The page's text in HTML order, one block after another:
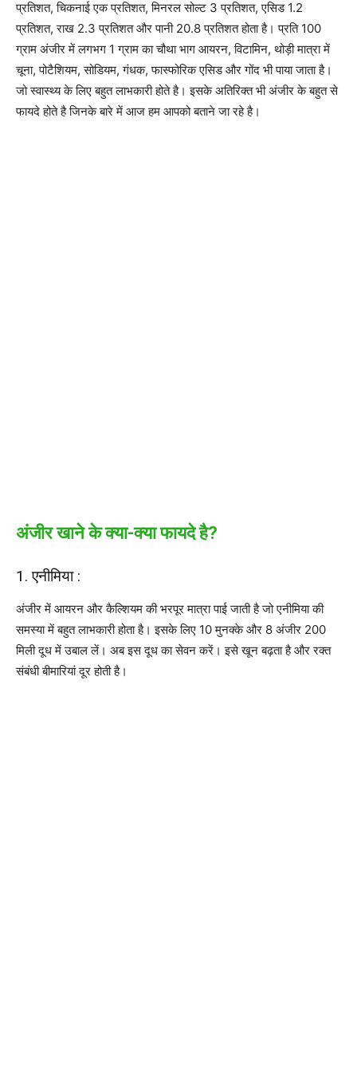
प्रतिशत, चिकनाई एक प्रतिशत, मिनरल सोल्ट 3 प्रतिशत, एसिड 1.2
प्रतिशत, राख 2.3 प्रतिशत और पानी 20.8 प्रतिशत होता है। प्रति 100
ग्राम अंजीर में लगभग 1 ग्राम का चौथा भाग आयरन, विटामिन, थोड़ी मात्रा में
चूना, पोटैशियम, सोडियम, गंधक, फास्फोरिक एसिड और गोंद भी पाया जाता है।
जो स्वास्थ्य के लिए बहुत लाभकारी होते है। इसके अतिरिक्त भी अंजीर के बहुत से
फायदे होते है जिनके बारे में आज हम आपको बताने जा रहे है।
अंजीर खाने के क्या-क्या फायदे है?
1. एनीमिया :
अंजीर में आयरन और कैल्शियम की भरपूर मात्रा पाई जाती है जो एनीमिया की
समस्या में बहुत लाभकारी होता है। इसके लिए 10 मुनक्के और 8 अंजीर 200
मिली दूध में उबाल लें। अब इस दूध का सेवन करें। इसे खून बढ़ता है और रक्त
संबंधी बीमारियां दूर होती है।